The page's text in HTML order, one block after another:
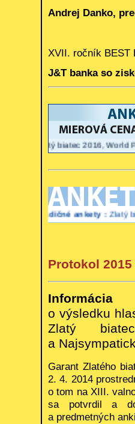
Andrej Danko,
XVII. ročník BEST
J&T banka so
Zlatý biatec 2016, World
Tradičné ankety :Zlatý biatec,
Protokol 2015
Informácia
o výsledku
Zlatý
a
Garant Zlatého
2. 4. 2014
o tom na XIII.
sa potvrdil a
a predmetných